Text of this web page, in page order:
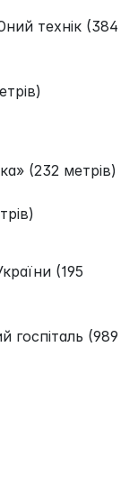
технік (384
(232 метрів)
(195
госпіталь (989